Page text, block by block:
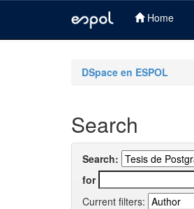
Home
DSpace en ESPOL
Search
Search:
for
Current filters: